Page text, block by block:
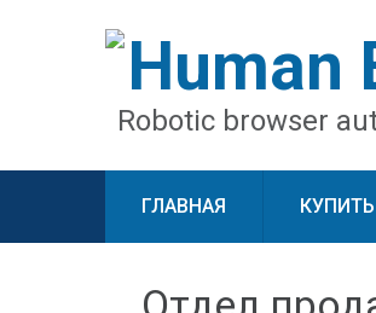
Human
Robotic browser
ГЛАВНАЯ КУПИТЬ